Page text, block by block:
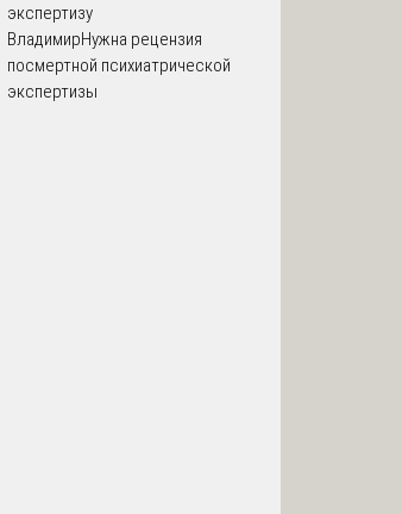
экспертизу
ВладимирНужна рецензия
посмертной психиатрической
экспертизы